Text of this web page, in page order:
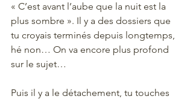
« C’est avant l’aube que la nuit est la
plus sombre ». Il y a des dossiers que
tu croyais terminés depuis longtemps,
hé non… On va encore plus profond
sur le sujet…
Puis il y a le détachement, tu touches